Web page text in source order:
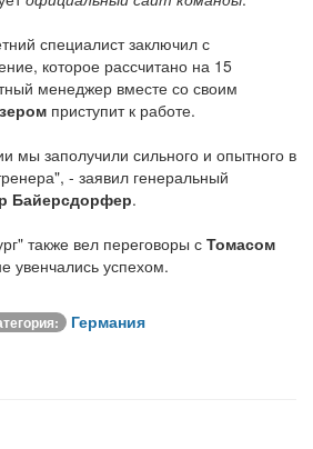
специалист заключил с
которое рассчитано на 15
менеджер вместе со своим
приступит к работе.
мы заполучили сильного и опытного в
- заявил генеральный
Байерсдорфер.
также вел переговоры с Томасом
увенчались успехом.
Германия